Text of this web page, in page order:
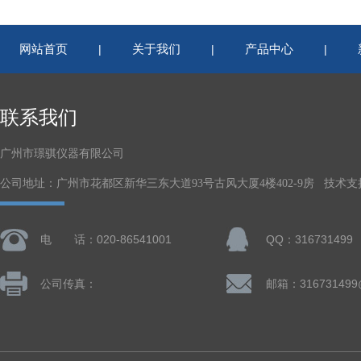
网站首页 | 关于我们 | 产品中心 |
联系我们
广州市璟骐仪器有限公司
公司地址：广州市花都区新华三东大道93号古风大厦4楼402-9房 技术支
电 话：020-86541001 QQ：316731499
公司传真： 邮箱：